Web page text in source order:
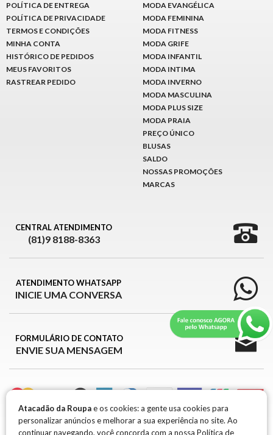
POLÍTICA DE ENTREGA
POLÍTICA DE PRIVACIDADE
TERMOS E CONDIÇÕES
MINHA CONTA
HISTÓRICO DE PEDIDOS
MEUS FAVORITOS
RASTREAR PEDIDO
MODA EVANGÉLICA
MODA FEMININA
MODA FITNESS
MODA GRIFE
MODA INFANTIL
MODA INTIMA
MODA INVERNO
MODA MASCULINA
MODA PLUS SIZE
MODA PRAIA
PREÇO ÚNICO
BLUSAS
SALDO
NOSSAS PROMOÇÕES
MARCAS
CENTRAL ATENDIMENTO
(81)9 8188-8363
ATENDIMENTO WHATSAPP
INICIE UMA CONVERSA
FORMULÁRIO DE CONTATO
ENVIE SUA MENSAGEM
ATACADÃO DA ROUPA © 2026
Atacadão da Roupae os cookies: a gente usa cookies para
personalizar anúncios e melhorar a sua experiência no site. Ao
continuar navegando, você concorda com a nossa Política de